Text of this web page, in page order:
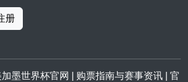
册
墨世界杯官网 | 购票指南与赛事资讯 | 官